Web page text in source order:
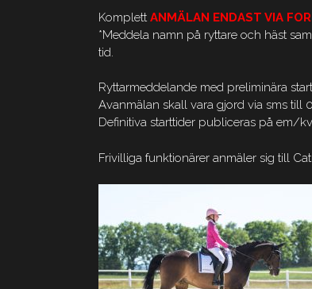
Komplett ANMÄLAN ENDAST VIA
*Meddela namn på ryttare och häst
tid.
Ryttarmeddelande med preliminära
Avanmälan skall vara gjord via sms till
Definitiva starttider publiceras på em/
Frivilliga funktionärer anmäler sig till